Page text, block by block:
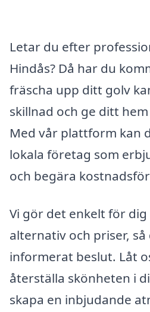
Letar du efter
Hindås? Då har du
fräscha upp ditt golv
skillnad och ge ditt
Med vår plattform kan
lokala företag som
och begära
Vi gör det enkelt för
alternativ och priser,
informerat beslut. Låt
återställa skönheten i
skapa en inbjudande